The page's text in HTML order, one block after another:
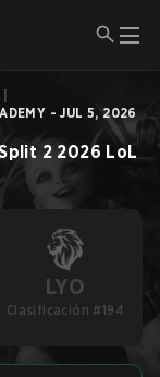
- JUL 5, 2026
2 2026 LoL
LYO
Clasificación #194